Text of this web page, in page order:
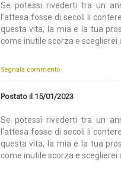
Se potessi rivederti tra un
l’attesa fosse di secoli li
questa vita, la mia e la tua
come inutile scorza e sceglierei
Segnala commento
Postato il 15/01/2023
Se potessi rivederti tra un
l’attesa fosse di secoli li
questa vita, la mia e la tua
come inutile scorza e sceglierei